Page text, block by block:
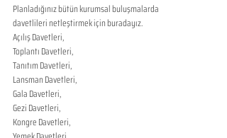
Planladığınız bütün kurumsal buluşmalarda
davetlileri netleştirmek için buradayız.
Açılış Davetleri,
Toplantı Davetleri,
Tanıtım Davetleri,
Lansman Davetleri,
Gala Davetleri,
Gezi Davetleri,
Kongre Davetleri,